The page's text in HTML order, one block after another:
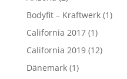
Bodyfit – Kraftwerk(1)
California 2017(1)
California 2019(12)
Dänemark(1)